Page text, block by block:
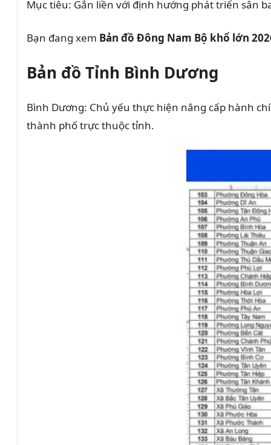
Mục tiêu: Gắn liền với định hướng phát triển sân
Bạn đang xem Bản đồ Đông Nam Bộ khổ lớn
Bản đồ Tỉnh Bình Dương
Bình Dương: Chủ yếu thực hiện nâng cấp hành
thành phố trực thuộc tỉnh.